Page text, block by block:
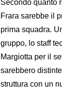
Secondo quanto
Frara sarebbe il
prima squadra.
gruppo, lo staff
Margiotta per il
sarebbero
struttura con un